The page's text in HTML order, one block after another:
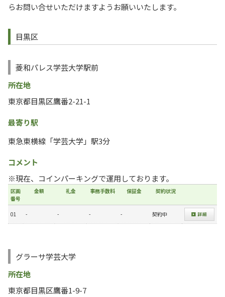
らお問い合せいただけますようお願いいたします。
目黒区
菱和パレス学芸大学駅前
所在地
東京都目黒区鷹番2-21-1
最寄り駅
東急東横線「学芸大学」駅3分
コメント
※現在、コインパーキングで運用しております。
区画
番号
金額 礼金 事務手数料 保証金 契約状況
01 - - - - 契約中
グラーサ学芸大学
所在地
東京都目黒区鷹番1-9-7